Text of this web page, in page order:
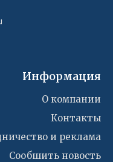
Информация
О компании
Контакты
и реклама
Сообшить новость